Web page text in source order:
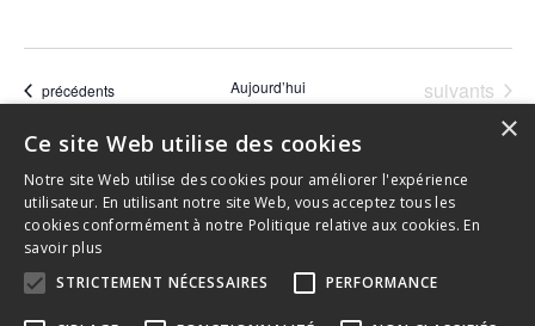
Évènements
précédents Aujourd’hui Évènements
suivants
S’abonner au calendrier
×
Ce site Web utilise des cookies
Notre site Web utilise des cookies pour améliorer l'expérience
utilisateur. En utilisant notre site Web, vous acceptez tous les
cookies conformément à notre Politique relative aux cookies. En
savoir plus
STRICTEMENT NÉCESSAIRES
PERFORMANCE